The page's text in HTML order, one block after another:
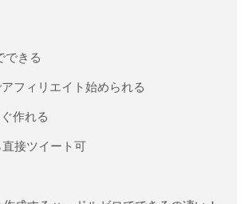
きる
フィリエイト始められる
作れる
接ツイート可